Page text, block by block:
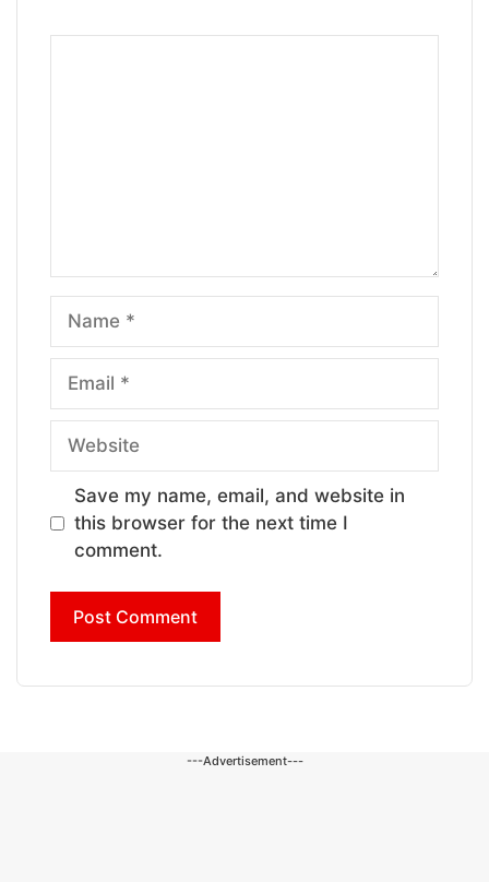
Save my name, email, and website in
this browser for the next time I
comment.
---Advertisement---